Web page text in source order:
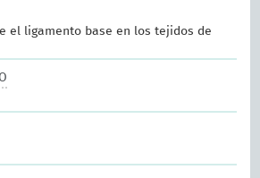
el ligamento base en los tejidos de